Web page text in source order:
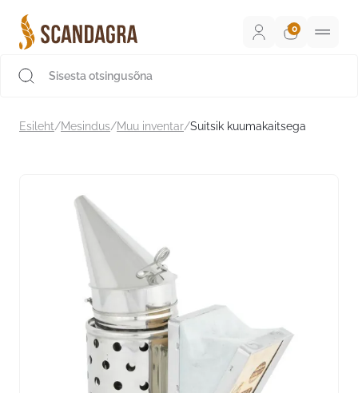
sisu
juurde
Esileht/Mesindus/Muu inventar/Suitsik kuumakaitsega